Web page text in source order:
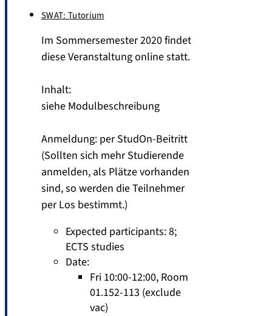
SWAT: Tutorium
Im Sommersemester 2020 findet
diese Veranstaltung online statt.
Inhalt:
siehe Modulbeschreibung
Anmeldung: per StudOn-Beitritt
(Sollten sich mehr Studierende
anmelden, als Plätze vorhanden
sind, so werden die Teilnehmer
per Los bestimmt.)
Expected participants: 8;
ECTS studies
Date:
Fri 10:00-12:00, Room
01.152-113 (exclude
vac)